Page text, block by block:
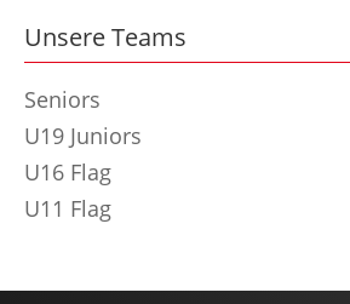
Unsere Teams
Seniors
U19 Juniors
U16 Flag
U11 Flag